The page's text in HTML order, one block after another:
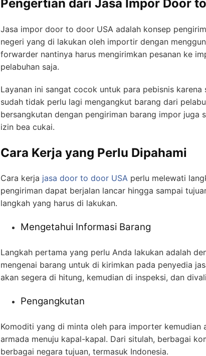
Pengertian dari Jasa Impor Door
Jasa impor door to door USA adalah konsep
negeri yang di lakukan oleh importir dengan
forwarder nantinya harus mengirimkan pesanan ke
pelabuhan saja.
Layanan ini sangat cocok untuk para pebisnis
sudah tidak perlu lagi mengangkut barang dari
bersangkutan dengan pengiriman barang impor juga
izin bea cukai.
Cara Kerja yang Perlu Dipahami
Cara kerja jasa door to door USA perlu melewati
pengiriman dapat berjalan lancar hingga sampai
langkah yang harus di lakukan.
Mengetahui Informasi Barang
Langkah pertama yang perlu Anda lakukan adalah
mengenai barang untuk di kirimkan pada penyedia
akan segera di hitung, kemudian di inspeksi, dan
Pengangkutan
Komoditi yang di minta oleh para importer kemudian
armada menuju kapal-kapal. Dari situlah, berbagai
berbagai negara tujuan, termasuk Indonesia.